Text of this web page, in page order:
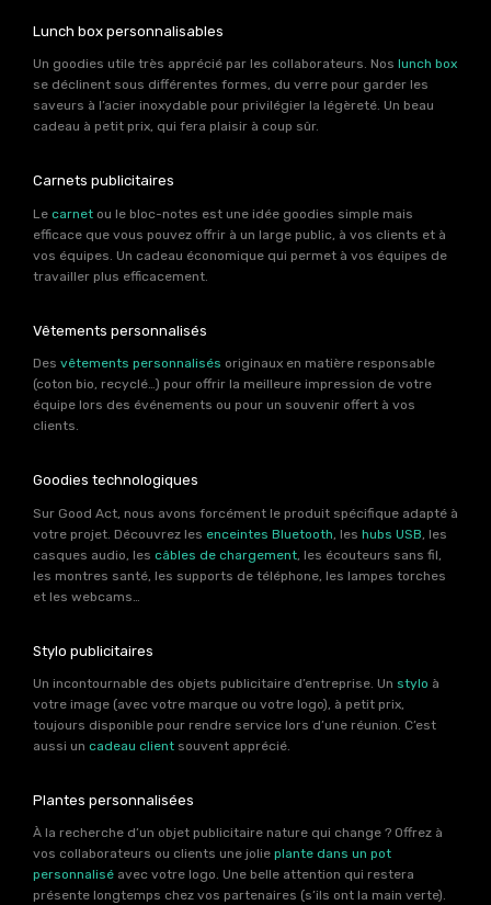
Lunch box personnalisables
Un goodies utile très apprécié par les collaborateurs. Nos lunch box
se déclinent sous différentes formes, du verre pour garder les
saveurs à l’acier inoxydable pour privilégier la légèreté. Un beau
cadeau à petit prix, qui fera plaisir à coup sûr.
Carnets publicitaires
Le carnet ou le bloc-notes est une idée goodies simple mais
efficace que vous pouvez offrir à un large public, à vos clients et à
vos équipes. Un cadeau économique qui permet à vos équipes de
travailler plus efficacement.
Vêtements personnalisés
Des vêtements personnalisés originaux en matière responsable
(coton bio, recyclé…) pour offrir la meilleure impression de votre
équipe lors des événements ou pour un souvenir offert à vos
clients.
Goodies technologiques
Sur Good Act, nous avons forcément le produit spécifique adapté à
votre projet. Découvrez les enceintes Bluetooth , les hubs USB , les
casques audio, les câbles de chargement , les écouteurs sans fil,
les montres santé, les supports de téléphone, les lampes torches
et les webcams…
Stylo publicitaires
Un incontournable des objets publicitaire d’entreprise. Un stylo à
votre image (avec votre marque ou votre logo), à petit prix,
toujours disponible pour rendre service lors d’une réunion. C’est
aussi un cadeau client souvent apprécié.
Plantes personnalisées
À la recherche d’un objet publicitaire nature qui change ? Offrez à
vos collaborateurs ou clients une jolie plante dans un pot
personnalisé avec votre logo. Une belle attention qui restera
présente longtemps chez vos partenaires (s’ils ont la main verte).